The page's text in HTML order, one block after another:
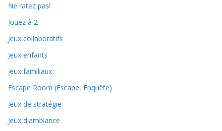
Ne ratez pas!
Jouez à 2
Jeux collaboratifs
Jeux enfants
Jeux familiaux
Escape Room (Escape, Enquête)
Jeux de stratégie
Jeux d'ambiance